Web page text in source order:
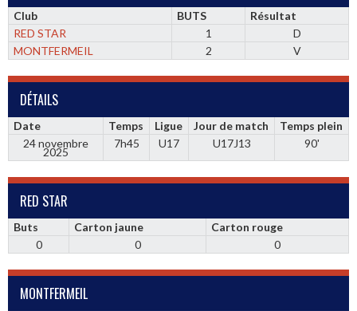
Club BUTS
Résultat
RED STAR
1
D
MONTFERMEIL
2 V
DÉTAILS
Date Temps Ligue Jour de match
Temps plein
24 novembre
2025
7h45 U17 U17J13 90'
RED STAR
Buts Carton jaune
Carton rouge
0
0 0
MONTFERMEIL